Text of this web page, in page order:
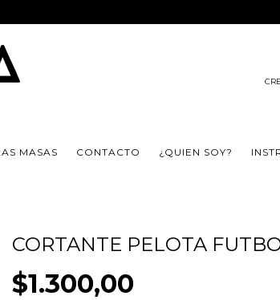
MASAS CONTACTO ¿QUIEN SOY?
CORTANTE PELOTA
$1.300,00